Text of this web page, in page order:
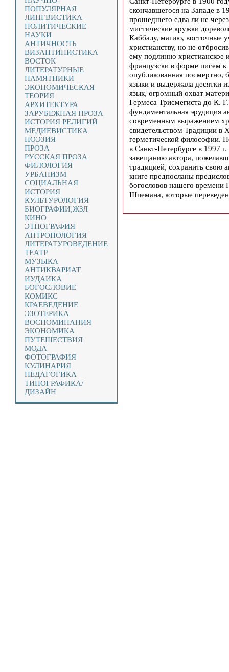
ПОПУЛЯРНАЯ
ЛИНГВИСТИКА
ПОЛИТИЧЕСКИЕ
НАУКИ
АНТИЧНОСТЬ
ВИЗАНТИНИСТИКА
ВОСТОК
ЛИТЕРАТУРНЫЕ
ПАМЯТНИКИ
ЭКОНОМИЧЕСКАЯ
ТЕОРИЯ
АРХИТЕКТУРА
ЗАРУБЕЖНАЯ ПРОЗА
ИСТОРИЯ РЕЛИГИЙ
МЕДИЕВИСТИКА
ПОЭЗИЯ
ПРОЗА
РУССКАЯ ПРОЗА
ФИЛОЛОГИЯ
УРБАНИЗМ
СОЦИАЛЬНАЯ
ИСТОРИЯ
КУЛЬТУРОЛОГИЯ
БИОГРАФИИ,ЖЗЛ
КИНО
ЭТНОГРАФИЯ
АНТРОПОЛОГИЯ
ЛИТЕРАТУРОВЕДЕНИЕ
ТЕАТР
МУЗЫКА
АНТИКВАРИАТ
ИУДАИКА
БОГОСЛОВИЕ
КОМИКС
КРАЕВЕДЕНИЕ
ЭЗОТЕРИКА
ВОСПОМИНАНИЯ
ЭКОНОМИКА
ПУТЕШЕСТВИЯ
МОДА
ФОТОГРАФИЯ
КУЛИНАРИЯ
ПЕДАГОГИКА
ТИПОГРАФИКА/
ДИЗАЙН
скончавшегося на Западе в
прошедшего едва ли не
мистические кружки
Каббалу, магию, восточные
христианству, но не
ему подлинно христианское
французски в форме писем к
опубликованная посмертно,
языки и выдержала десятки
язык, огромный охват
Гермеса Трисмегиста до К.
фундаментальная эрудиция
современным выражением
свидетельством Традиции в
герметической философии.
в Санкт-Петербурге в 1997
завещанию автора,
традицией, сохранить свою
книге предпосланы
богословов нашего времени
Шпемана, которые